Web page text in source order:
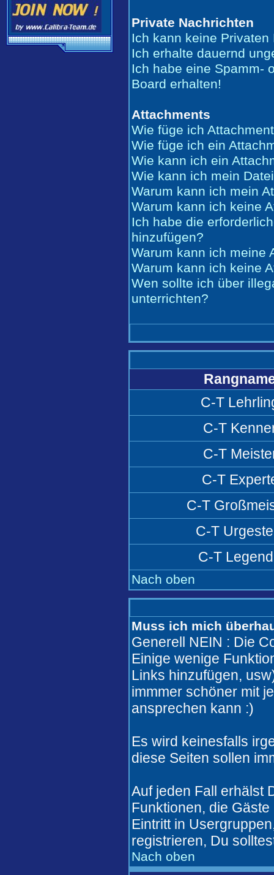
Private Nachrichten
Ich kann keine
Ich erhalte dauernd
Ich habe eine Spamm-
Board erhalten!
Attachments
Wie füge ich
Wie füge ich ein
Wie kann ich ein
Wie kann ich mein
Warum kann ich mein
Warum kann ich keine
Ich habe die
hinzufügen?
Warum kann ich meine
Warum kann ich keine
Wen sollte ich über
unterrichten?
C-T
C-T
C-T
C-T
C-T
C-T
C-T
Nach oben
Muss ich mich
Generell NEIN : Die
Einige wenige
Links hinzufügen,
immmer schöner mit
ansprechen kann :)
Es wird keinesfalls
diese Seiten sollen
Auf jeden Fall erhälst
Funktionen, die
Eintritt in
registrieren, Du
Nach oben